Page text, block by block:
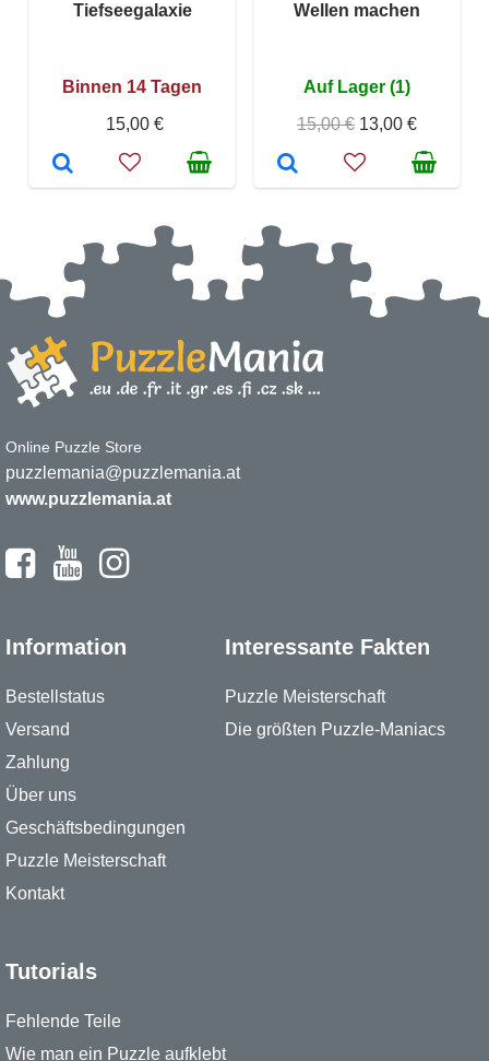
Tiefseegalaxie
Binnen 14 Tagen
15,00 €
Wellen machen
Auf Lager (1)
15,00 € 13,00 €
Online Puzzle Store
puzzlemania@puzzlemania.at
www.puzzlemania.at
Information
Bestellstatus
Versand
Zahlung
Über uns
Geschäftsbedingungen
Puzzle Meisterschaft
Kontakt
Interessante Fakten
Puzzle Meisterschaft
Die größten Puzzle-Maniacs
Tutorials
Fehlende Teile
Wie man ein Puzzle aufklebt